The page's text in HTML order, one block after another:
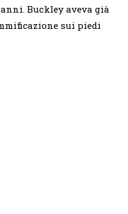
Buckley aveva già
sui piedi